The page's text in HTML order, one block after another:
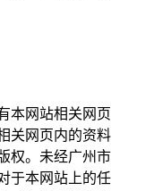
本网站相关网页
关网页内的资料
权。未经广州市
于本网站上的任